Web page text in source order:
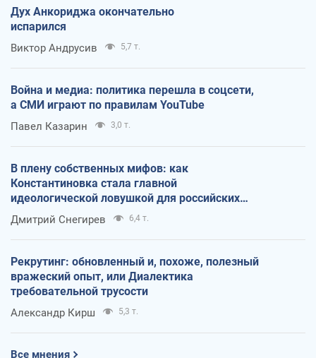
Дух Анкориджа окончательно
испарился
Виктор Андрусив 5,7 т.
Война и медиа: политика перешла в соцсети,
а СМИ играют по правилам YouTube
Павел Казарин 3,0 т.
В плену собственных мифов: как
Константиновка стала главной
идеологической ловушкой для российских
оккупантов
Дмитрий Снегирев 6,4 т.
Рекрутинг: обновленный и, похоже, полезный
вражеский опыт, или Диалектика
требовательной трусости
Александр Кирш 5,3 т.
Все мнения